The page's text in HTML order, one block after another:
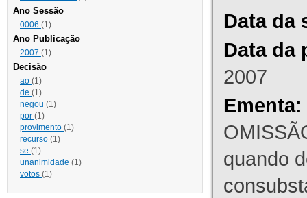
Ano Sessão
0006 (1)
Ano Publicação
2007 (1)
Decisão
ao (1)
de (1)
negou (1)
por (1)
provimento (1)
recurso (1)
se (1)
unanimidade (1)
votos (1)
Data da
Data da
2007
Ementa:
quando